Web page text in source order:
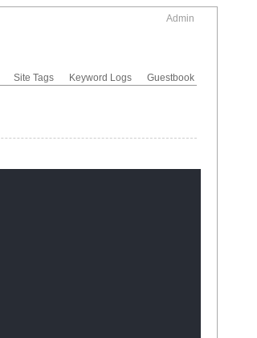
Admin
Site Tags Keyword Logs Guestbook